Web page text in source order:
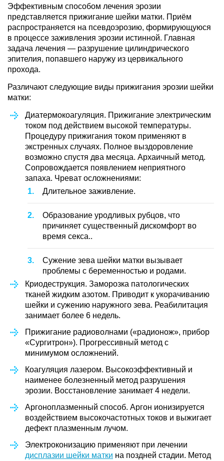
Эффективным способом лечения эрозии
представляется прижигание шейки матки. Приём
распространяется на псевдоэрозию, формирующуюся
в процессе заживления эрозии истинной. Главная
задача лечения — разрушение цилиндрического
эпителия, попавшего наружу из цервикального
прохода.
Различают следующие виды прижигания эрозии шейки
матки:
Диатермокоагуляция. Прижигание электрическим
током под действием высокой температуры.
Процедуру прижигания током применяют в
экстренных случаях. Полное выздоровление
возможно спустя два месяца. Архаичный метод.
Сопровождается появлением неприятного
запаха. Чреват осложнениями:
Длительное заживление.
Образование уродливых рубцов, что
причиняет существенный дискомфорт во
время секса..
Сужение зева шейки матки вызывает
проблемы с беременностью и родами.
Криодеструкция. Заморозка патологических
тканей жидким азотом. Приводит к укорачиванию
шейки и сужению наружного зева. Реабилитация
занимает более 6 недель.
Прижигание радиоволнами («радионож», прибор
«Сургитрон»). Прогрессивный метод с
минимумом осложнений.
Коагуляция лазером. Высокоэффективный и
наименее болезненный метод разрушения
эрозии. Восстановление занимает 4 недели.
Аргоноплазменный способ. Аргон ионизируется
воздействием высокочастотных токов и выжигает
дефект плазменным лучом.
Электроконизацию применяют при лечении
дисплазии шейки матки на поздней стадии. Метод